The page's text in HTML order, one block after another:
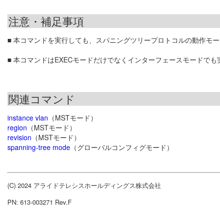
注意・補足事項
■ 本コマンドを実行しても、スパニングツリープロトコルの動作モ
■ 本コマンドはEXECモードだけでなくインターフェースモードでも
関連コマンド
instance vlan （MSTモード）
region （MSTモード）
revision （MSTモード）
spanning-tree mode （グローバルコンフィグモード）
(C) 2024 アライドテレシスホールディングス株式会社
PN: 613-003271 Rev.F